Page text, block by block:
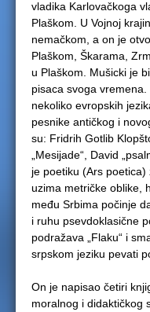
vladika Karlovačkoga
Plaškom. U Vojnoj
nemačkom, a on je
Plaškom, Škarama,
u Plaškom. Mušicki je
pisaca svoga
nekoliko evropskih
pesnike antičkog i
su: Fridrih Gotlib
„Mesijade“, David
je poetiku (Ars
uzima metričke oblike,
među Srbima počinje
i ruhu psevdoklasične
podražava „Flaku“ i
srpskom jeziku pevati
On je napisao četiri
moralnog i didaktičkog